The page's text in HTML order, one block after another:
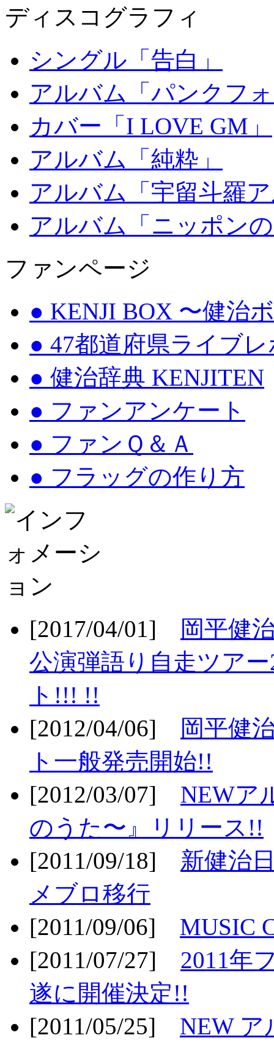
ディスコグラフィ
シングル「告白」
アルバム「パンクフ
カバー「I LOVE GM」
アルバム「純粋」
アルバム「宇留斗羅
アルバム「ニッポン
ファンページ
● KENJI BOX 〜健治
● 47都道府県ライブ
● 健治辞典 KENJITEN
● ファンアンケート
● ファンＱ＆Ａ
● フラッグの作り方
[2017/04/01]
岡平健
公演弾語り自走ツア
ト!!! !!
[2012/04/06]
岡平健
ト一般発売開始!!
[2012/03/07] NEWア
のうた〜』リリース!!
[2011/09/18] 新健治
メブロ移行
[2011/09/06] MUSIC
[2011/07/27] 2011年
遂に開催決定!!
[2011/05/25] NEW